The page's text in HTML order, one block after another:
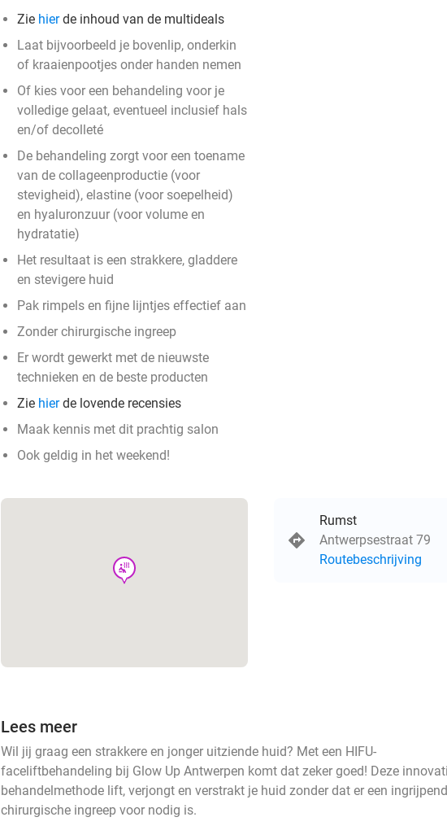
Zie hierde inhoud van de multideals
Laat bijvoorbeeld je bovenlip, onderkin
of kraaienpootjes onder handen nemen
Of kies voor een behandeling voor je
volledige gelaat, eventueel inclusief hals
en/of decolleté
De behandeling zorgt voor een toename
van de collageenproductie (voor
stevigheid), elastine (voor soepelheid)
en hyaluronzuur (voor volume en
hydratatie)
Het resultaat is een strakkere, gladdere
en stevigere huid
Pak rimpels en fijne lijntjes effectief aan
Zonder chirurgische ingreep
Er wordt gewerkt met de nieuwste
technieken en de beste producten
Zie hierde lovende recensies
Maak kennis met dit prachtig salon
Ook geldig in het weekend!
wellness
Rumst
Antwerpsestraat 79
Routebeschrijving
Lees meer
Wil jij graag een strakkere en jonger uitziende huid? Met een HIFU-
faceliftbehandeling bij Glow Up Antwerpen komt dat zeker goed! Deze
behandelmethode lift, verjongt en verstrakt je huid zonder dat er een
chirurgische ingreep voor nodig is.